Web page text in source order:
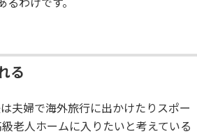
る
夫婦で海外旅行に出かけたりスポー
老人ホームに入りたいと考えている